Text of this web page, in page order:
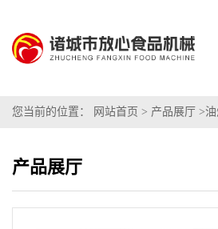
您当前的位置： 网站首页 > 产品展厅 >
产品展厅